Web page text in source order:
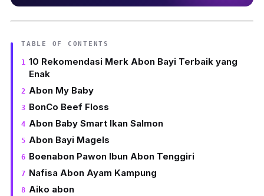
TABLE OF CONTENTS
10 Rekomendasi Merk Abon Bayi Terbaik yang
Enak
Abon My Baby
BonCo Beef Floss
Abon Baby Smart Ikan Salmon
Abon Bayi Magels
Boenabon Pawon Ibun Abon Tenggiri
Nafisa Abon Ayam Kampung
Aiko abon